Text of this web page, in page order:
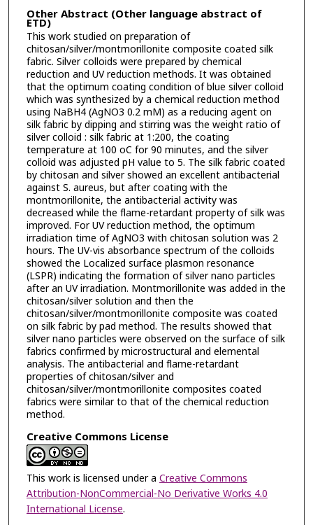
Other Abstract (Other language abstract of
ETD)
This work studied on preparation of
chitosan/silver/montmorillonite composite coated silk
fabric. Silver colloids were prepared by chemical
reduction and UV reduction methods. It was obtained
that the optimum coating condition of blue silver colloid
which was synthesized by a chemical reduction method
using NaBH4 (AgNO3 0.2 mM) as a reducing agent on
silk fabric by dipping and stirring was the weight ratio of
silver colloid : silk fabric at 1:200, the coating
temperature at 100 oC for 90 minutes, and the silver
colloid was adjusted pH value to 5. The silk fabric coated
by chitosan and silver showed an excellent antibacterial
against S. aureus, but after coating with the
montmorillonite, the antibacterial activity was
decreased while the flame-retardant property of silk was
improved. For UV reduction method, the optimum
irradiation time of AgNO3 with chitosan solution was 2
hours. The UV-vis absorbance spectrum of the colloids
showed the Localized surface plasmon resonance
(LSPR) indicating the formation of silver nano particles
after an UV irradiation. Montmorillonite was added in the
chitosan/silver solution and then the
chitosan/silver/montmorillonite composite was coated
on silk fabric by pad method. The results showed that
silver nano particles were observed on the surface of silk
fabrics confirmed by microstructural and elemental
analysis. The antibacterial and flame-retardant
properties of chitosan/silver and
chitosan/silver/montmorillonite composites coated
fabrics were similar to that of the chemical reduction
method.
Creative Commons License
This work is licensed under a Creative Commons
Attribution-NonCommercial-No Derivative Works 4.0
International License.